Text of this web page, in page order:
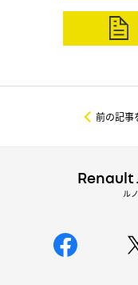
前の記事
Renault
ル